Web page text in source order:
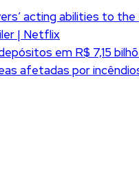
acting abilities to
| Netflix
em R$ 7,15
afetadas por